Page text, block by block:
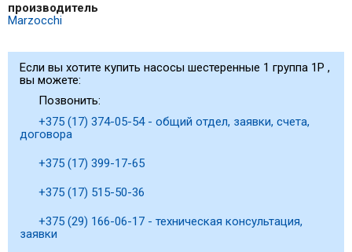
производитель
Marzocchi
Если вы хотите купить насосы шестеренные 1 группа 1P ,
вы можете:
Позвонить:
+375 (17) 374-05-54 - общий отдел, заявки, счета,
договора
+375 (17) 399-17-65
+375 (17) 515-50-36
+375 (29) 166-06-17 - техническая консультация,
заявки